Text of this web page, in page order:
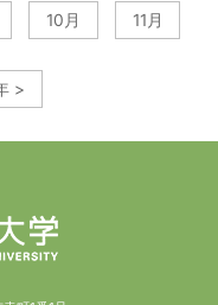
10月 11月
>